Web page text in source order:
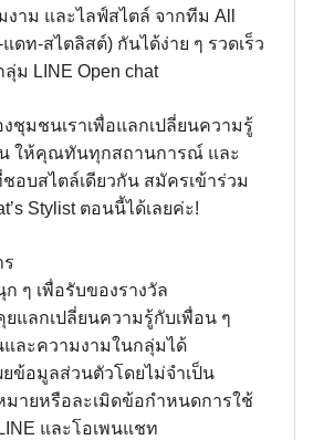
าม และไลฟ์สไตล์ จากทีม All
แดท-สไตลิสต์) กันได้ง่าย ๆ รวดเร็ว
ลุ่ม LINE Open chat
ชุมชนเราเพื่อแลกเปลี่ยนความรู้
ให้คุณทันทุกสถานการณ์ และ
อบสไตล์เดียวกัน สมัครเข้าร่วม
Stylist ตอนนี้ได้เลยค่ะ!
ๆ เพื่อรับของรางวัล
แลกเปลี่ยนความรู้กับเพื่อน ๆ
ละความงามในกลุ่มได้
ยข้อมูลส่วนตัวโดยไม่จำเป็น
ายหรือละเมิดข้อกำหนดการใช้
และโอเพนแชท